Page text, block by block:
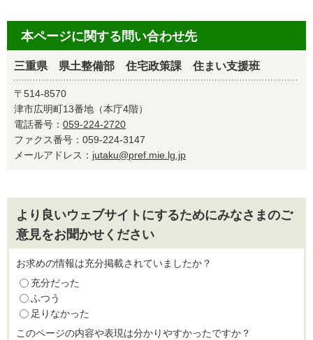
本ページに関する問い合わせ先
三重県 県土整備部 住宅政策課 住まい支援班
〒514-8570
津市広明町13番地（本庁4階）
電話番号： 059-224-2720
ファクス番号：059-224-3147
メールアドレス： jutaku@pref.mie.lg.jp
より良いウェブサイトにするためにみなさまのご
意見をお聞かせください
お求めの情報は充分掲載されていましたか？
充分だった
ふつう
足りなかった
このページの内容や表現は分かりやすかったですか？